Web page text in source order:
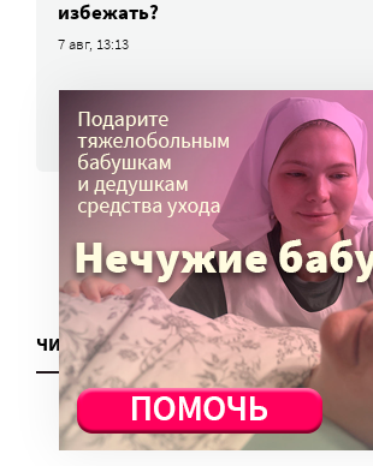
избежать?
7 авг, 13:13
ВСЕ НОВОСТИ
ЧИТАТЬ ЕЩЕ